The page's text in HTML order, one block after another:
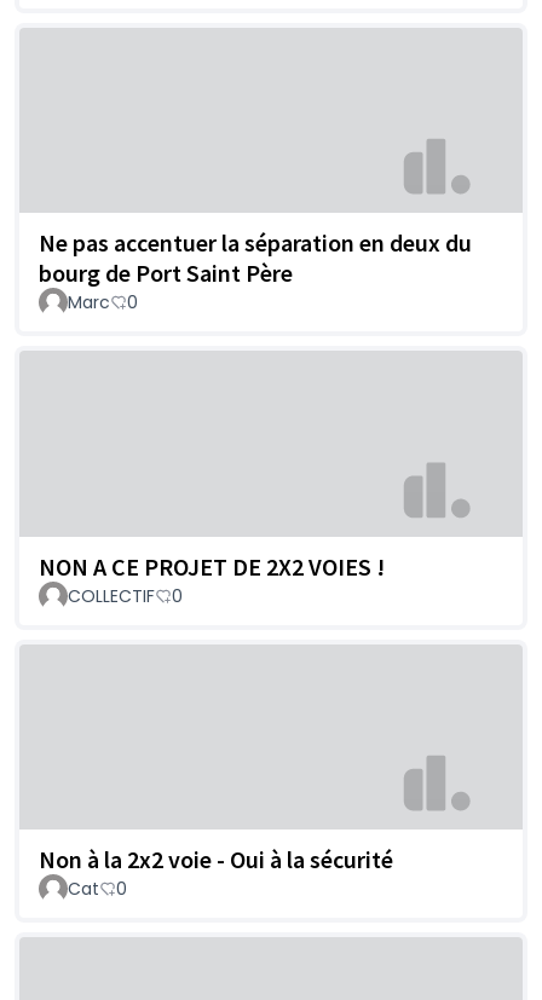
Ne pas accentuer la séparation en deux du
bourg de Port Saint Père
Marc 0
NON A CE PROJET DE 2X2 VOIES !
COLLECTIF 0
Non à la 2x2 voie - Oui à la sécurité
Cat 0